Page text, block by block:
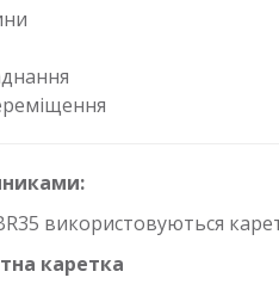
використовуються
каретка